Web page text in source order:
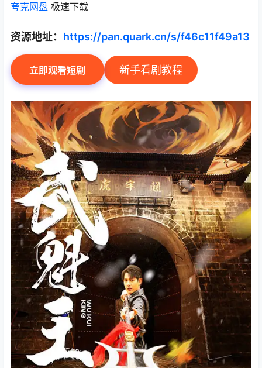
夸克网盘 极速下载
资源地址： https://pan.quark.cn/s/f46c11f49a13
立即观看短剧 新手看剧教程